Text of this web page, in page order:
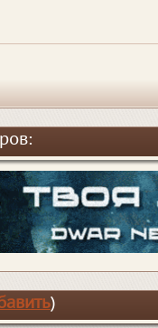
)